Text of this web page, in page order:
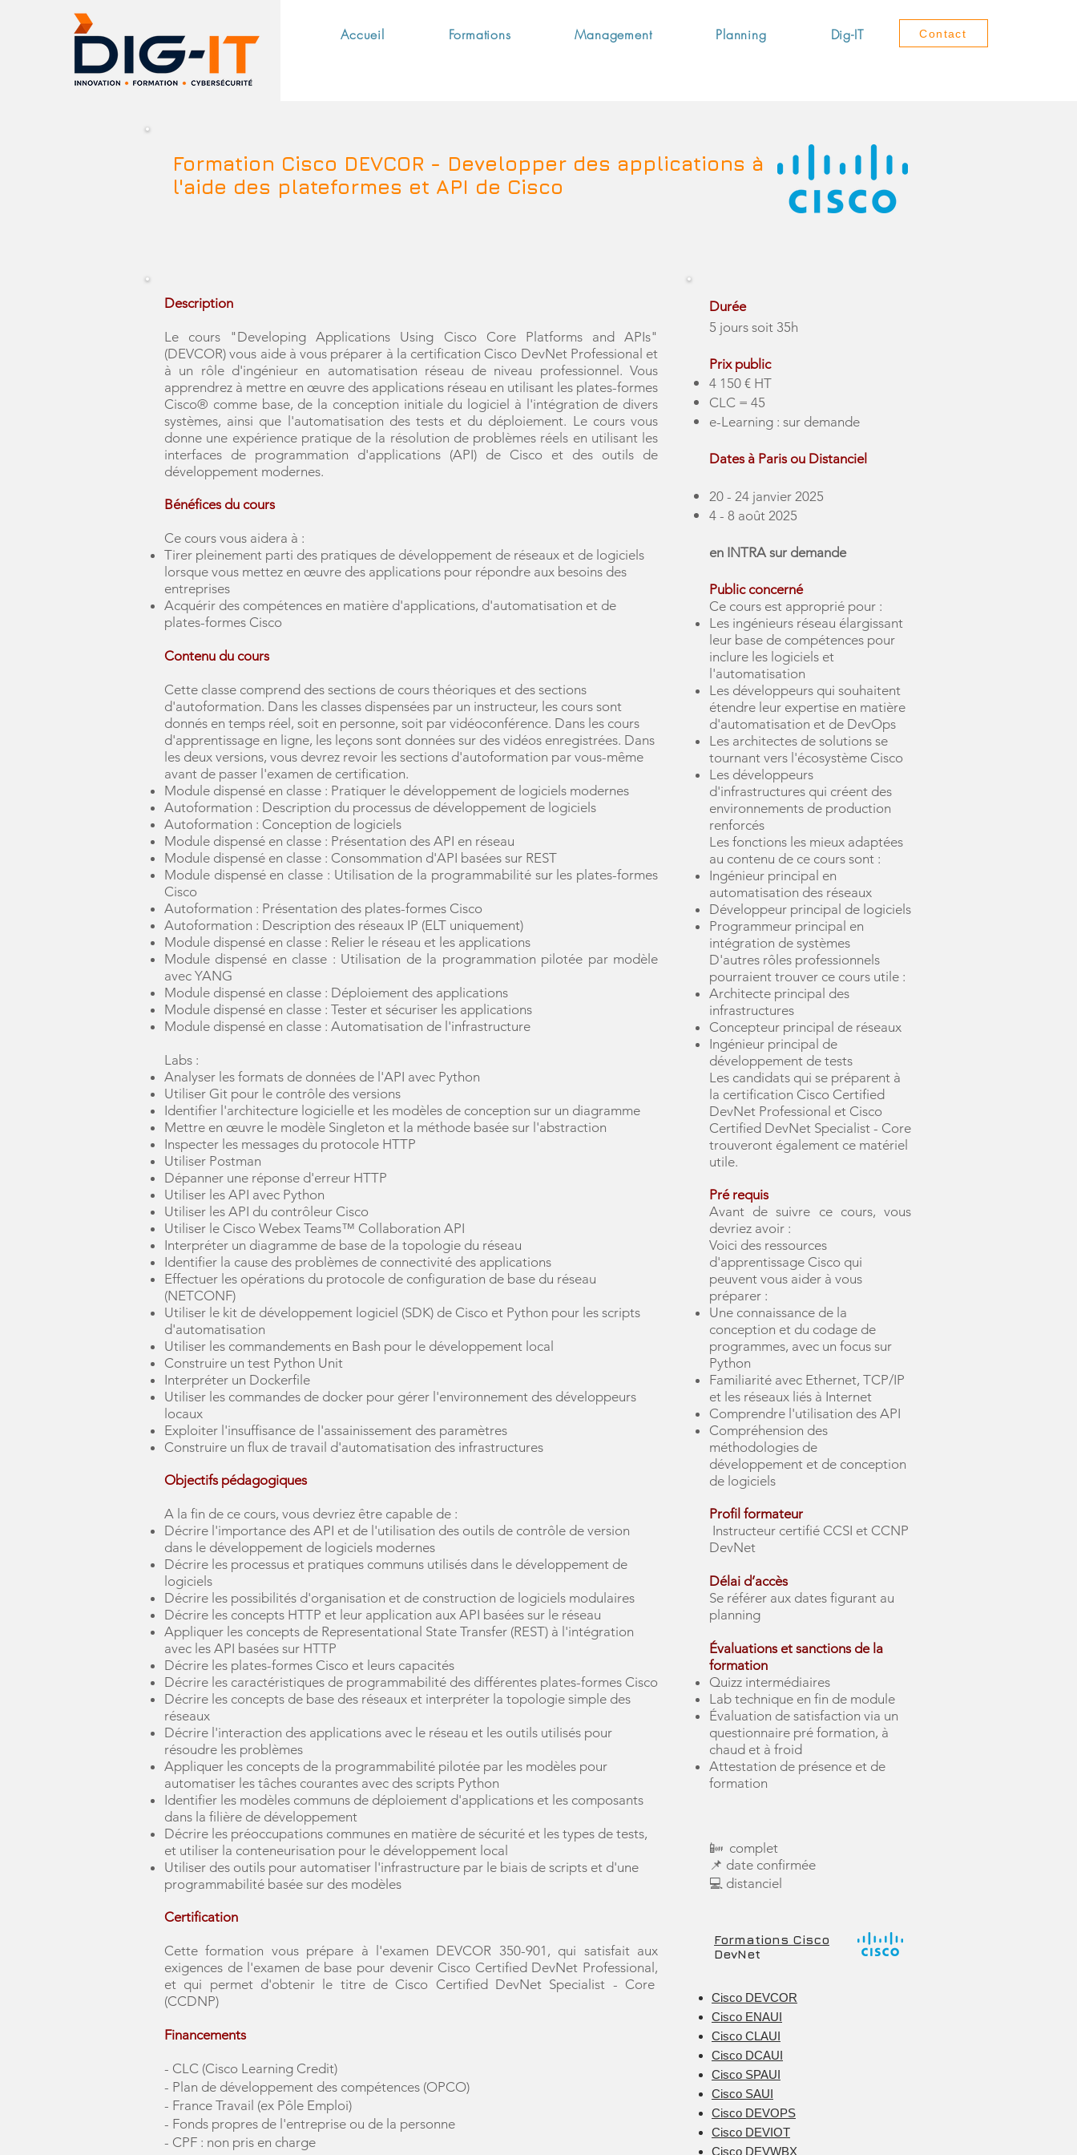
Accueil Formations Management Planning Dig-IT Contact
Formation Cisco DEVCOR - Developper des applications à
l'aide des plateformes et API de Cisco
Description
Le cours "Developing Applications Using Cisco Core Platforms and APIs"
(DEVCOR) vous aide à vous préparer à la certification Cisco DevNet Professional et
à un rôle d'ingénieur en automatisation réseau de niveau professionnel. Vous
apprendrez à mettre en œuvre des applications réseau en utilisant les plates-formes
Cisco® comme base, de la conception initiale du logiciel à l'intégration de divers
systèmes, ainsi que l'automatisation des tests et du déploiement. Le cours vous
donne une expérience pratique de la résolution de problèmes réels en utilisant les
interfaces de programmation d'applications (API) de Cisco et des outils de
développement modernes.
Bénéfices du cours
Ce cours vous aidera à :
Tirer pleinement parti des pratiques de développement de réseaux et de logiciels
lorsque vous mettez en œuvre des applications pour répondre aux besoins des
entreprises
Acquérir des compétences en matière d'applications, d'automatisation et de
plates-formes Cisco
Contenu du cours
Cette classe comprend des sections de cours théoriques et des sections
d'autoformation. Dans les classes dispensées par un instructeur, les cours sont
donnés en temps réel, soit en personne, soit par vidéoconférence. Dans les cours
d'apprentissage en ligne, les leçons sont données sur des vidéos enregistrées. Dans
les deux versions, vous devrez revoir les sections d'autoformation par vous-même
avant de passer l'examen de certification.
Module dispensé en classe : Pratiquer le développement de logiciels modernes
Autoformation : Description du processus de développement de logiciels
Autoformation : Conception de logiciels
Module dispensé en classe : Présentation des API en réseau
Module dispensé en classe : Consommation d'API basées sur REST
Module dispensé en classe : Utilisation de la programmabilité sur les plates-formes
Cisco
Autoformation : Présentation des plates-formes Cisco
Autoformation : Description des réseaux IP (ELT uniquement)
Module dispensé en classe : Relier le réseau et les applications
Module dispensé en classe : Utilisation de la programmation pilotée par modèle
avec YANG
Module dispensé en classe : Déploiement des applications
Module dispensé en classe : Tester et sécuriser les applications
Module dispensé en classe : Automatisation de l'infrastructure​
Labs :
Analyser les formats de données de l'API avec Python
Utiliser Git pour le contrôle des versions
Identifier l'architecture logicielle et les modèles de conception sur un diagramme
Mettre en œuvre le modèle Singleton et la méthode basée sur l'abstraction
Inspecter les messages du protocole HTTP
Utiliser Postman
Dépanner une réponse d'erreur HTTP
Utiliser les API avec Python
Utiliser les API du contrôleur Cisco
Utiliser le Cisco Webex Teams™ Collaboration API
Interpréter un diagramme de base de la topologie du réseau
Identifier la cause des problèmes de connectivité des applications
Effectuer les opérations du protocole de configuration de base du réseau
(NETCONF)
Utiliser le kit de développement logiciel (SDK) de Cisco et Python pour les scripts
d'automatisation
Utiliser les commandements en Bash pour le développement local
Construire un test Python Unit
Interpréter un Dockerfile
Utiliser les commandes de docker pour gérer l'environnement des développeurs
locaux
Exploiter l'insuffisance de l'assainissement des paramètres
Construire un flux de travail d'automatisation des infrastructures
Objectifs pédagogiques
A la fin de ce cours, vous devriez être capable de :
Décrire l'importance des API et de l'utilisation des outils de contrôle de version
dans le développement de logiciels modernes
Décrire les processus et pratiques communs utilisés dans le développement de
logiciels
Décrire les possibilités d'organisation et de construction de logiciels modulaires
Décrire les concepts HTTP et leur application aux API basées sur le réseau
Appliquer les concepts de Representational State Transfer (REST) à l'intégration
avec les API basées sur HTTP
Décrire les plates-formes Cisco et leurs capacités
Décrire les caractéristiques de programmabilité des différentes plates-formes Cisco
Décrire les concepts de base des réseaux et interpréter la topologie simple des
réseaux
Décrire l'interaction des applications avec le réseau et les outils utilisés pour
résoudre les problèmes
Appliquer les concepts de la programmabilité pilotée par les modèles pour
automatiser les tâches courantes avec des scripts Python
Identifier les modèles communs de déploiement d'applications et les composants
dans la filière de développement
Décrire les préoccupations communes en matière de sécurité et les types de tests,
et utiliser la conteneurisation pour le développement local
Utiliser des outils pour automatiser l'infrastructure par le biais de scripts et d'une
programmabilité basée sur des modèles
Certification
Cette formation vous prépare à l'examen DEVCOR 350-901, qui satisfait aux
exigences de l'examen de base pour devenir Cisco Certified DevNet Professional,
et qui permet d'obtenir le titre de Cisco Certified DevNet Specialist - Core
(CCDNP)
Financements
- CLC (Cisco Learning Credit)
- Plan de développement des compétences (OPCO)
- France Travail (ex Pôle Emploi)
- Fonds propres de l'entreprise ou de la personne
- CPF : non pris en charge
Durée
5 jours soit 35h
Prix public
4 150 € HT
CLC = 45
e-Learning : sur demande
Dates à Paris ou Distanciel
20 - 24 janvier 2025
4 - 8 août 2025
en INTRA sur demande
Public concerné
Ce cours est approprié pour :
Les ingénieurs réseau élargissant
leur base de compétences pour
inclure les logiciels et
l'automatisation
Les développeurs qui souhaitent
étendre leur expertise en matière
d'automatisation et de DevOps
Les architectes de solutions se
tournant vers l'écosystème Cisco
Les développeurs
d'infrastructures qui créent des
environnements de production
renforcés
Les fonctions les mieux adaptées
au contenu de ce cours sont :
Ingénieur principal en
automatisation des réseaux
Développeur principal de logiciels
Programmeur principal en
intégration de systèmes
D'autres rôles professionnels
pourraient trouver ce cours utile :
Architecte principal des
infrastructures
Concepteur principal de réseaux
Ingénieur principal de
développement de tests
Les candidats qui se préparent à
la certification Cisco Certified
DevNet Professional et Cisco
Certified DevNet Specialist - Core
trouveront également ce matériel
utile.
Pré requis
Avant de suivre ce cours, vous
devriez avoir :
Voici des ressources
d'apprentissage Cisco qui
peuvent vous aider à vous
préparer :
Une connaissance de la
conception et du codage de
programmes, avec un focus sur
Python
Familiarité avec Ethernet, TCP/IP
et les réseaux liés à Internet
Comprendre l'utilisation des API
Compréhension des
méthodologies de
développement et de conception
de logiciels
Profil formateur
Instructeur certifié CCSI et CCNP
DevNet
Délai d’accès
Se référer aux dates figurant au
planning
Évaluations et sanctions de la
formation
Quizz intermédiaires
Lab technique en fin de module
Évaluation de satisfaction via un
questionnaire pré formation, à
chaud et à froid
Attestation de présence et de
formation
📴 complet
📌 date confirmée
💻 distanciel
Formations Cisco
DevNet
Cisco DEVCOR
Cisco ENAUI
Cisco CLAUI
Cisco DCAUI
Cisco SPAUI
Cisco SAUI
Cisco DEVOPS
Cisco DEVIOT
Cisco DEVWBX